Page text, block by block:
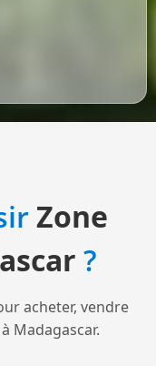
Zone
?
acheter, vendre
Madagascar.